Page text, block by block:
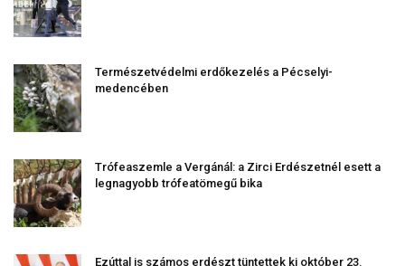
Természetvédelmi erdőkezelés a Pécselyi-
medencében
Trófeaszemle a Vergánál: a Zirci Erdészetnél esett a
legnagyobb trófeatömegű bika
Ezúttal is számos erdészt tüntettek ki október 23.